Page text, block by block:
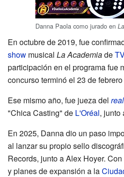
Danna Paola como jurado en
En octubre de 2019, fue
show musical La Academiade
participación en el programa fue
concurso terminó el 23 de
Ese mismo año, fue jueza del
"Chica Casting" de L'Oréal, junto
En 2025, Danna dio un paso
al lanzar su propio sello
Records, junto a Alex Hoyer.
y planes de expansión a la